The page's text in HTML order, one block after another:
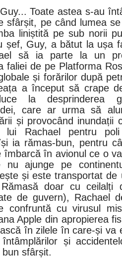
Guy... Toate astea s-au
sfârșit, pe când lumea
liniștită pe sub norii
șef, Guy, a bătut la ușa
să ia parte la un
faliei de pe Platforma
și forărilor după
a început să crape
la desprinderea
care ar urma să
și provocând inundații
lui Rachael pentru
ia rămas-bun, pentru
îmbarcă în avionul ce o
nu ajunge pe
și este transportat
doar cu ceilalți
de guvern), Rachael
confruntă cu virusul
Apple din apropierea
în zilele în care-și va
și
sfârșit.